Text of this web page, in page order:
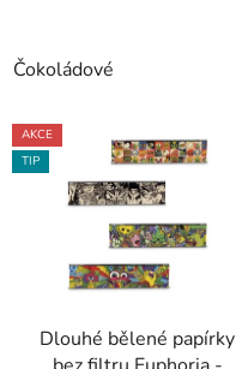
Čokoládové
AKCE
TIP
Dlouhé bělené papírky